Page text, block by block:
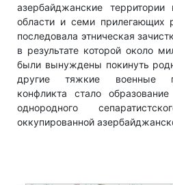
азербайджанские территории
области и семи прилегающих
последовала этническая
в результате которой около
были вынуждены покинуть
другие тяжкие военные
конфликта стало
однородного
оккупированной